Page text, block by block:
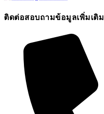
ติดต่อสอบถามข้อมูลเพิ่มเติม